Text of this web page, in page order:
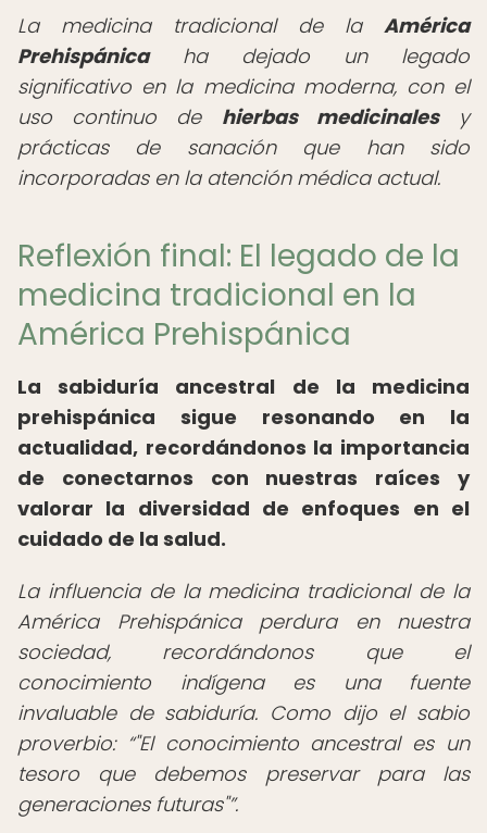
La medicina tradicional de la América
Prehispánicaha dejado un legado
significativo en la medicina moderna, con el
uso continuo de hierbas medicinalesy
prácticas de sanación que han sido
incorporadas en la atención médica actual.
Reflexión final: El legado de la
medicina tradicional en la
América Prehispánica
La sabiduría ancestral de la medicina
prehispánica sigue resonando en la
actualidad, recordándonos la importancia
de conectarnos con nuestras raíces y
valorar la diversidad de enfoques en el
cuidado de la salud.
La influencia de la medicina tradicional de la
América Prehispánica perdura en nuestra
sociedad, recordándonos que el
conocimiento indígena es una fuente
invaluable de sabiduría. Como dijo el sabio
proverbio: "El conocimiento ancestral es un
tesoro que debemos preservar para las
generaciones futuras" .